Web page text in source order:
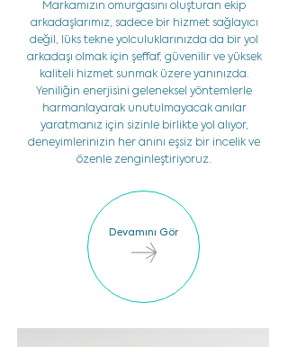
Markamızın omurgasını oluşturan ekip
arkadaşlarımız, sadece bir hizmet sağlayıcı
değil, lüks tekne yolculuklarınızda da bir yol
arkadaşı olmak için şeffaf, güvenilir ve yüksek
kaliteli hizmet sunmak üzere yanınızda.
Yeniliğin enerjisini geleneksel yöntemlerle
harmanlayarak unutulmayacak anılar
yaratmanız için sizinle birlikte yol alıyor,
deneyimlerinizin her anını eşsiz bir incelik ve
özenle zenginleştiriyoruz.
Devamını Gör